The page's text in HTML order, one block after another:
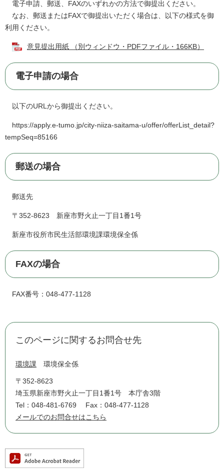
電子申請、郵送、FAXのいずれかの方法で御提出ください。
なお、郵送またはFAXで御提出いただく場合は、以下の様式を御
利用ください。
意見提出用紙 （別ウィンドウ・PDFファイル・166KB）
電子申請の場合
以下のURLから御提出ください。
https://apply.e-tumo.jp/city-niiza-saitama-u/offer/offerList_detail?
tempSeq=85166
郵送の場合
郵送先
〒352-8623 新座市野火止一丁目1番1号
新座市役所市民生活部環境課環境保全係
FAXの場合
FAX番号：048-477-1128
このページに関するお問合せ先
環境課 環境保全係
〒352-8623
埼玉県新座市野火止一丁目1番1号 本庁舎3階
Tel：048-481-6769
Fax：048-477-1128
メールでのお問合せはこちら